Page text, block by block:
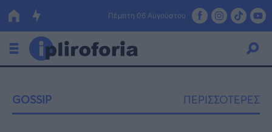
Πέμπτη 06 Αυγούστου
Οικονομία
GOSSIP ΠΕΡΙΣΣΟΤΕΡΕΣ